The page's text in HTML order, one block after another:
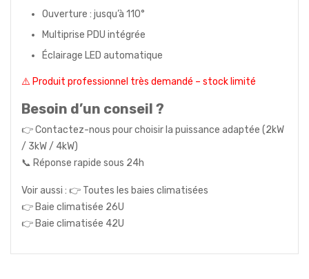
Ouverture : jusqu’à 110°
Multiprise PDU intégrée
Éclairage LED automatique
⚠️ Produit professionnel très demandé – stock limité
Besoin d’un conseil ?
👉 Contactez-nous pour choisir la puissance adaptée (2kW
/ 3kW / 4kW)
📞 Réponse rapide sous 24h
Voir aussi : 👉 Toutes les baies climatisées
👉 Baie climatisée 26U
👉 Baie climatisée 42U